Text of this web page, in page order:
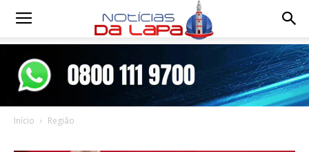
Notícias
Início Região